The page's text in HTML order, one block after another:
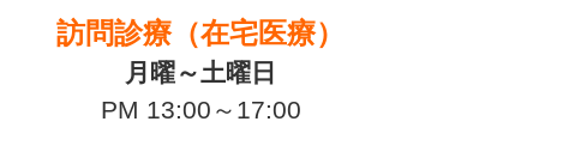
訪問診療（在宅医療）
月曜～土曜日
PM 13:00～17:00